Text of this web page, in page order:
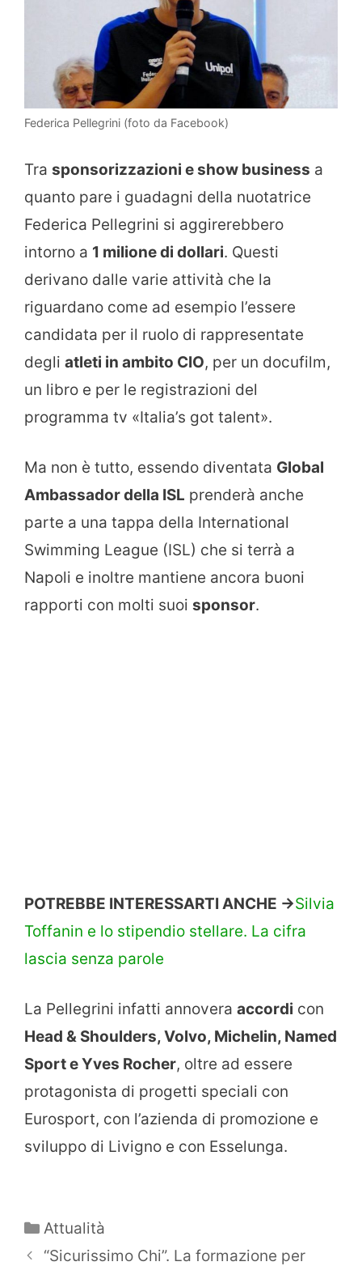
Federica Pellegrini (foto da Facebook)
Tra sponsorizzazioni e show business a
quanto pare i guadagni della nuotatrice
Federica Pellegrini si aggirerebbero
intorno a 1 milione di dollari. Questi
derivano dalle varie attività che la
riguardano come ad esempio l’essere
candidata per il ruolo di rappresentate
degli atleti in ambito CIO, per un docufilm,
un libro e per le registrazioni del
programma tv «Italia’s got talent».
Ma non è tutto, essendo diventata Global
Ambassador della ISL prenderà anche
parte a una tappa della International
Swimming League (ISL) che si terrà a
Napoli e inoltre mantiene ancora buoni
rapporti con molti suoi sponsor.
POTREBBE INTERESSARTI ANCHE ->Silvia
Toffanin e lo stipendio stellare. La cifra
lascia senza parole
La Pellegrini infatti annovera accordi con
Head & Shoulders, Volvo, Michelin, Named
Sport e Yves Rocher, oltre ad essere
protagonista di progetti speciali con
Eurosport, con l’azienda di promozione e
sviluppo di Livigno e con Esselunga.
Categorie
Attualità
“Sicurissimo Chi”. La formazione per